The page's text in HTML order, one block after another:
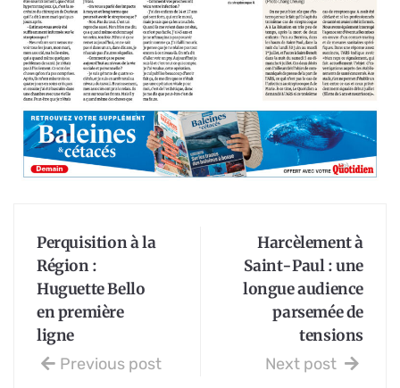
Perquisition à la
Région :
Huguette Bello
en première
ligne
Previous post
Harcèlement à
Saint-Paul : une
longue audience
parsemée de
tensions
Next post